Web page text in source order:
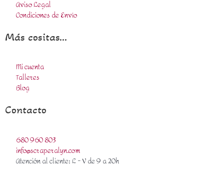
Aviso Legal
Condiciones de Envío
Más cositas...
Mi cuenta
Talleres
Blog
Contacto
680 960 803
info@scraperalyn.com
Atención al cliente: L - V de 9 a 20h